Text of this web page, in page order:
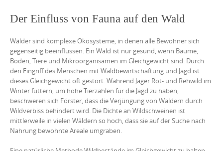
Der Einfluss von Fauna auf den Wald
Wälder sind komplexe Ökosysteme, in denen alle Bewohner sich
gegenseitig beeinflussen. Ein Wald ist nur gesund, wenn Bäume,
Boden, Tiere und Mikroorganisamen im Gleichgewicht sind. Durch
den Eingriff des Menschen mit Waldbewirtschaftung und Jagd ist
dieses Gleichgewicht oft gestört. Während Jäger Rot- und Rehwild im
Winter füttern, um hohe Tierzahlen für die Jagd zu haben,
beschweren sich Förster, dass die Verjüngung von Wäldern durch
Wildverbiss behindert wird. Die Dichte an Wildschweinen ist
mittlerweile in vielen Wäldern so hoch, dass sie auf der Suche nach
Nahrung bewohnte Areale umgraben.